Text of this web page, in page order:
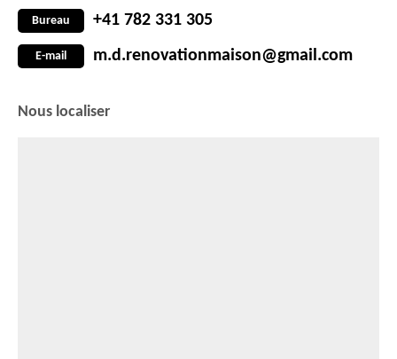
Bureau +41 782 331 305
E-mail m.d.renovationmaison@gmail.com
Nous localiser